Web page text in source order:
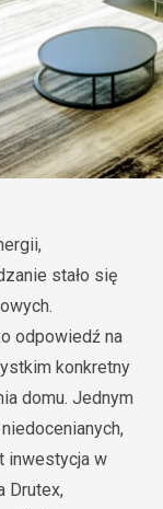
stało się
odpowiedź na
konkretny
domu. Jednym
inwestycja w
Drutex,